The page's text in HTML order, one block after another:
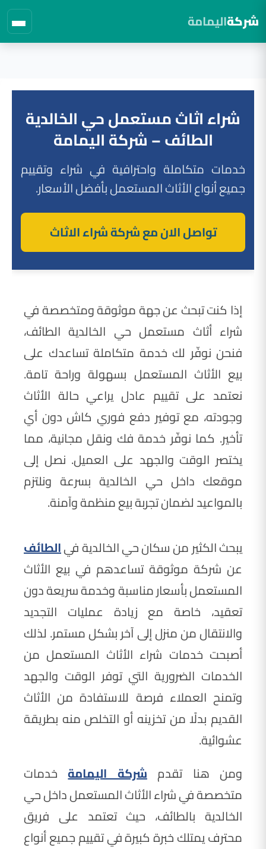
شركةاليمامة
شراء اثاث مستعمل حي الخالدية
الطائف – شركة اليمامة
خدمات متكاملة واحترافية في شراء وتقييم
جميع أنواع الأثاث المستعمل بأفضل الأسعار.
تواصل الان مع شركة شراء الاثاث
إذا كنت تبحث عن جهة موثوقة ومتخصصة في
شراء أثاث مستعمل حي الخالدية الطائف،
فنحن نوفّر لك خدمة متكاملة تساعدك على
بيع الأثاث المستعمل بسهولة وراحة تامة.
نعتمد على تقييم عادل يراعي حالة الأثاث
وجودته، مع توفير دفع فوري كاش دون أي
تأخير. كما نوفّر خدمة فك ونقل مجانية، مما
يختصر الوقت والجهد على العميل. نصل إلى
موقعك داخل حي الخالدية بسرعة ونلتزم
بالمواعيد لضمان تجربة بيع منظمة وآمنة.
يبحث الكثير من سكان حي الخالدية فيالطائف
عن شركة موثوقة تساعدهم في بيع الأثاث
المستعمل بأسعار مناسبة وخدمة سريعة دون
تعقيد، خاصة مع زيادة عمليات التجديد
والانتقال من منزل إلى آخر بشكل مستمر. لذلك
أصبحت خدمات شراء الأثاث المستعمل من
الخدمات الضرورية التي توفر الوقت والجهد
وتمنح العملاء فرصة للاستفادة من الأثاث
القديم بدلًا من تخزينه أو التخلص منه بطريقة
عشوائية.
ومن هنا تقدمشركة اليمامةخدمات
متخصصة في شراء الأثاث المستعمل داخل حي
الخالدية بالطائف، حيث تعتمد على فريق
محترف يمتلك خبرة كبيرة في تقييم جميع أنواع